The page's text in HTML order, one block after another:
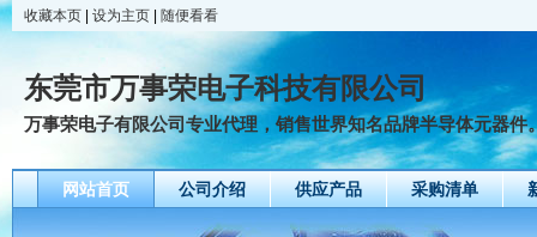
收藏本页 设为主页 随便看看
东莞市万事荣电子科技有限公司
万事荣电子有限公司专业代理，销售世界知名品牌半导体元器件
网站首页 公司介绍 供应产品 采购清单